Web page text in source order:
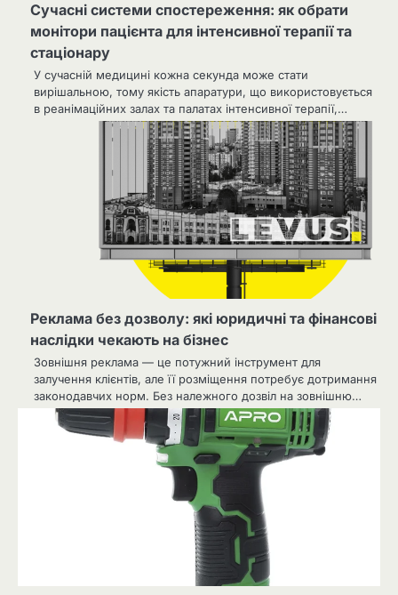
Сучасні системи спостереження: як обрати
монітори пацієнта для інтенсивної терапії та
стаціонару
У сучасній медицині кожна секунда може стати
вирішальною, тому якість апаратури, що використовується
в реанімаційних залах та палатах інтенсивної терапії,…
Реклама без дозволу: які юридичні та фінансові
наслідки чекають на бізнес
Зовнішня реклама — це потужний інструмент для
залучення клієнтів, але її розміщення потребує дотримання
законодавчих норм. Без належного дозвіл на зовнішню…